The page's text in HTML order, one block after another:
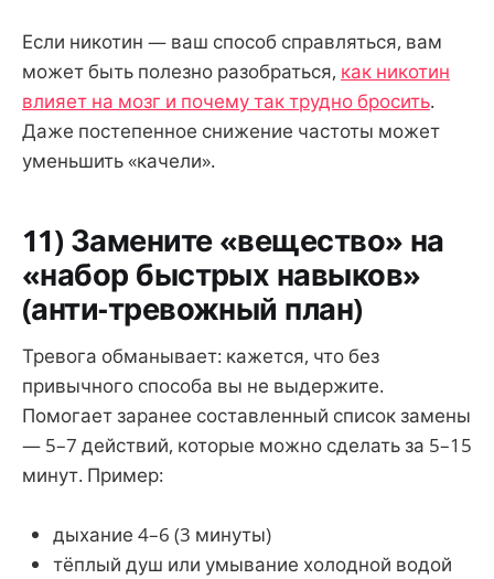
Если никотин — ваш способ справляться, вам
может быть полезно разобраться, как никотин
влияет на мозг и почему так трудно бросить.
Даже постепенное снижение частоты может
уменьшить «качели».
11) Замените «вещество» на
«набор быстрых навыков»
(анти-тревожный план)
Тревога обманывает: кажется, что без
привычного способа вы не выдержите.
Помогает заранее составленный список замены
— 5–7 действий, которые можно сделать за 5–15
минут. Пример:
дыхание 4–6 (3 минуты)
тёплый душ или умывание холодной водой